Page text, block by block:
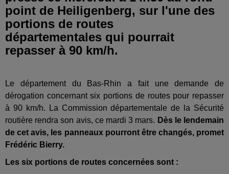
point de Heiligenberg, sur l'une des
portions de routes
départementales qui pourrait
repasser à 90 km/h.
Le département du Bas-Rhin a fait une demande de
dérogation concernant six portions de routes pour repasser
à 90 km/h. La Commission départementale de la Sécurité
routière rendra son avis, ce mardi 3 mars. Dès le lendemain
de cet avis, les panneaux pourront être changés, promet
Frédéric Bierry.
Les six portions de routes concernées sont :